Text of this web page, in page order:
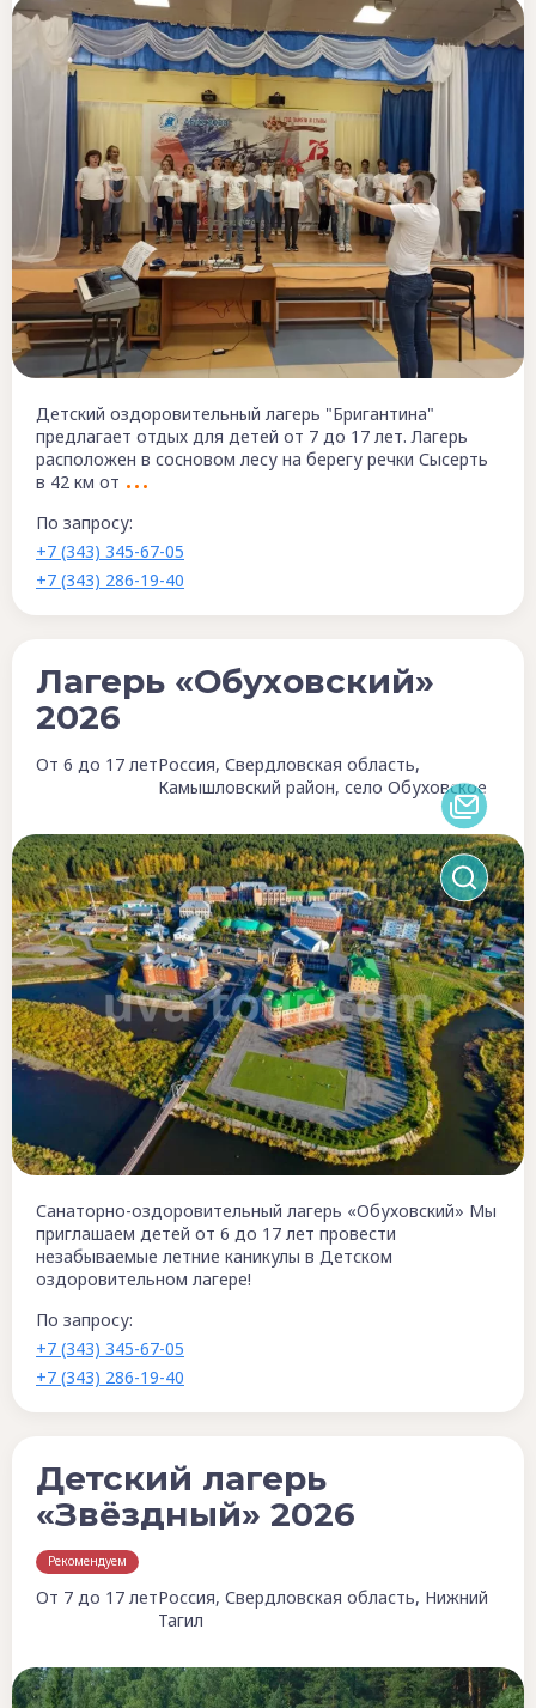
Детский оздоровительный лагерь "Бригантина"
предлагает отдых для детей от 7 до 17 лет. Лагерь
расположен в сосновом лесу на берегу речки Сысерть
в 42 км от
По запросу:
+7 (343) 345-67-05
+7 (343) 286-19-40
Лагерь «Обуховский»
2026
От 6 до 17 летРоссия, Свердловская область,
Камышловский район, село Обуховское
Санаторно-оздоровительный лагерь «Обуховский» Мы
приглашаем детей от 6 до 17 лет провести
незабываемые летние каникулы в Детском
оздоровительном лагере!
По запросу:
+7 (343) 345-67-05
+7 (343) 286-19-40
Детский лагерь
«Звёздный» 2026
Рекомендуем
От 7 до 17 летРоссия, Свердловская область, Нижний
Тагил